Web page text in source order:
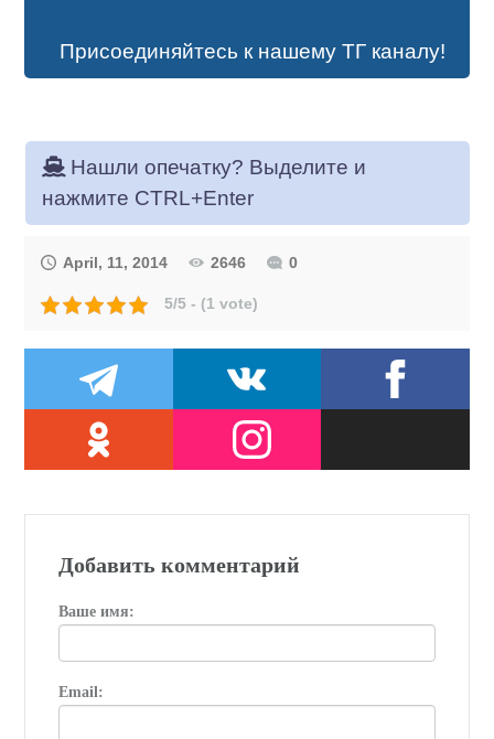
Присоединяйтесь к нашему ТГ каналу!
Нашли опечатку? Выделите и
нажмите CTRL+Enter
April, 11, 2014 2646 0
5/5 - (1 vote)
Добавить комментарий
Ваше имя:
Email: